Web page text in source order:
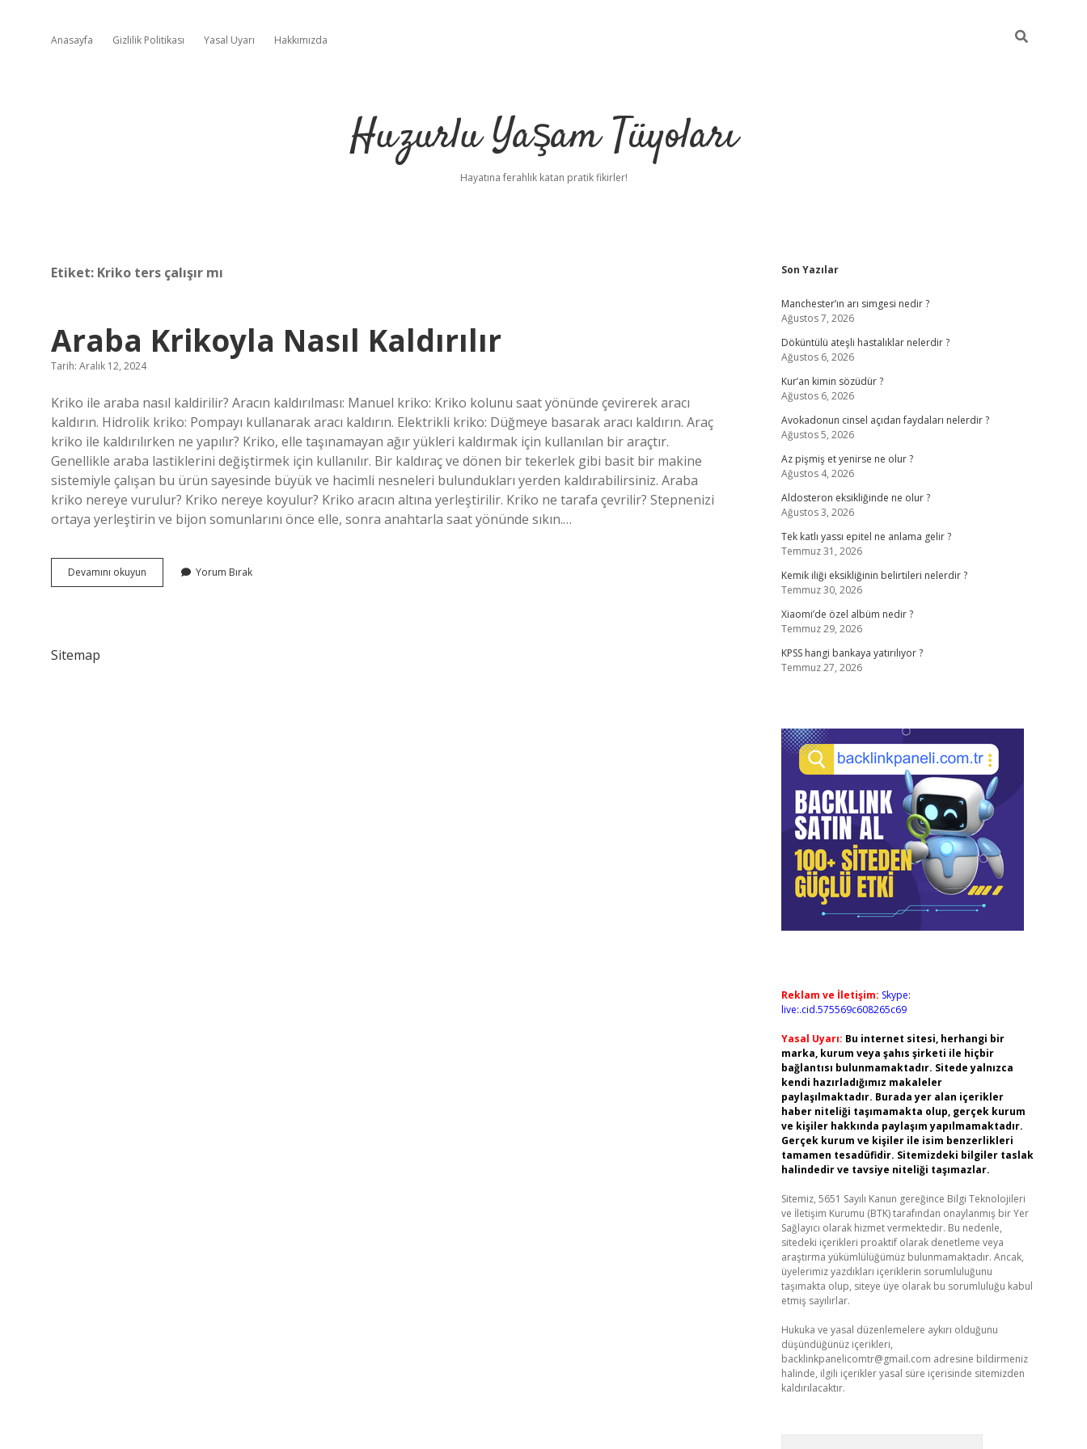
Anasayfa Gizlilik Politikası Yasal Uyarı Hakkımızda
Huzurlu Yaşam Tüyoları
Hayatına ferahlık katan pratik fikirler!
Etiket: Kriko ters çalışır mı
Araba Krikoyla Nasıl Kaldırılır
Tarih: Aralık 12, 2024
Kriko ile araba nasıl kaldirilir? Aracın kaldırılması: Manuel kriko: Kriko kolunu saat yönünde çevirerek aracı
kaldırın. Hidrolik kriko: Pompayı kullanarak aracı kaldırın. Elektrikli kriko: Düğmeye basarak aracı kaldırın. Araç
kriko ile kaldırılırken ne yapılır? Kriko, elle taşınamayan ağır yükleri kaldırmak için kullanılan bir araçtır.
Genellikle araba lastiklerini değiştirmek için kullanılır. Bir kaldıraç ve dönen bir tekerlek gibi basit bir makine
sistemiyle çalışan bu ürün sayesinde büyük ve hacimli nesneleri bulundukları yerden kaldırabilirsiniz. Araba
kriko nereye vurulur? Kriko nereye koyulur? Kriko aracın altına yerleştirilir. Kriko ne tarafa çevrilir? Stepnenizi
ortaya yerleştirin ve bijon somunlarını önce elle, sonra anahtarla saat yönünde sıkın.…
Devamını okuyun
Krikoyla
Yorum Bırak
Sitemap
Sidebar
Son Yazılar
Manchester’ın arı simgesi nedir ?
Ağustos 7, 2026
Döküntülü ateşli hastalıklar nelerdir ?
Ağustos 6, 2026
Kur’an kimin sözüdür ?
Ağustos 6, 2026
Avokadonun cinsel açıdan faydaları nelerdir ?
Ağustos 5, 2026
Az pişmiş et yenirse ne olur ?
Ağustos 4, 2026
Aldosteron eksikliğinde ne olur ?
Ağustos 3, 2026
Tek katlı yassı epitel ne anlama gelir ?
Temmuz 31, 2026
Kemik iliği eksikliğinin belirtileri nelerdir ?
Temmuz 30, 2026
Xiaomi’de özel albüm nedir ?
Temmuz 29, 2026
KPSS hangi bankaya yatırılıyor ?
Temmuz 27, 2026
Reklam ve İletişim: Skype:
live:.cid.575569c608265c69
Yasal Uyarı: Bu internet sitesi, herhangi bir
marka, kurum veya şahıs şirketi ile hiçbir
bağlantısı bulunmamaktadır. Sitede yalnızca
kendi hazırladığımız makaleler
paylaşılmaktadır. Burada yer alan içerikler
haber niteliği taşımamakta olup, gerçek kurum
ve kişiler hakkında paylaşım yapılmamaktadır.
Gerçek kurum ve kişiler ile isim benzerlikleri
tamamen tesadüfidir. Sitemizdeki bilgiler taslak
halindedir ve tavsiye niteliği taşımazlar.
Sitemiz, 5651 Sayılı Kanun gereğince Bilgi Teknolojileri
ve İletişim Kurumu (BTK) tarafından onaylanmış bir Yer
Sağlayıcı olarak hizmet vermektedir. Bu nedenle,
sitedeki içerikleri proaktif olarak denetleme veya
araştırma yükümlülüğümüz bulunmamaktadır. Ancak,
üyelerimiz yazdıkları içeriklerin sorumluluğunu
taşımakta olup, siteye üye olarak bu sorumluluğu kabul
etmiş sayılırlar.
Hukuka ve yasal düzenlemelere aykırı olduğunu
düşündüğünüz içerikleri,
backlinkpanelicomtr@gmail.com adresine bildirmeniz
halinde, ilgili içerikler yasal süre içerisinde sitemizden
kaldırılacaktır.